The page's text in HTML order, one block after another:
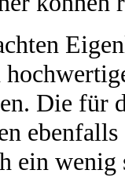
Die für
ein wenig